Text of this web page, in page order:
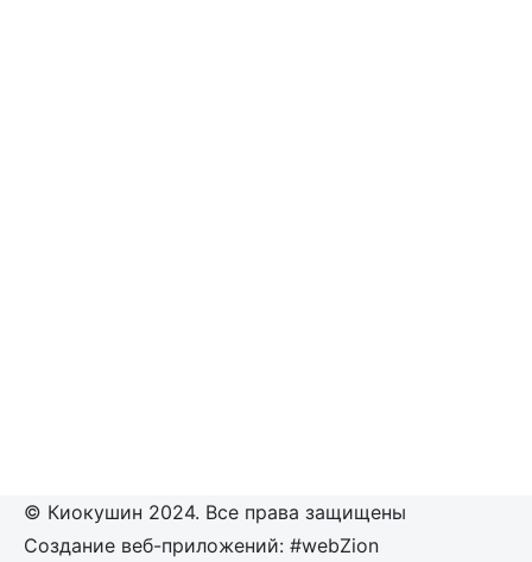
© Киокушин 2024. Все права защищены
Создание веб-приложений: #webZion